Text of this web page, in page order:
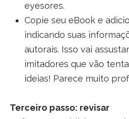
eyesores.
Copie seu eBook e
indicando suas
autorais. Isso vai
imitadores que vão
ideias! Parece muito
Terceiro passo: revisar